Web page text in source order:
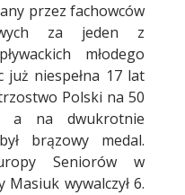
przez fachowców
za jeden z
młodego
już niespełna 17 lat
Polski na 50
a na dwukrotnie
brązowy medal.
Seniorów w
wywalczył 6.